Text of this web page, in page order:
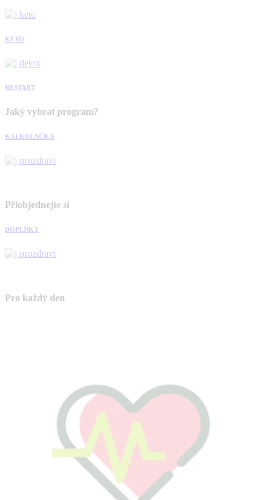
KETO
RESTART
Jaký vybrat program?
KALKULAČKA
Přiobjednejte si
DOPLŇKY
Pro každý den